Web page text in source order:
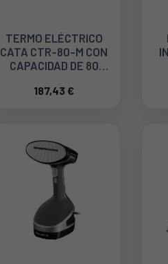
TERMO ELÉCTRICO
CATA CTR-80-M CON
CAPACIDAD DE 80
187,43 €